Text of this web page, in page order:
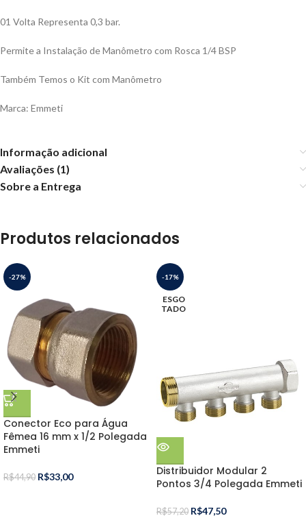
01 Volta Representa 0,3 bar.
Permite a Instalação de Manômetro com Rosca 1/4 BSP
Também Temos o Kit com Manômetro
Marca: Emmeti
Informação adicional
Avaliações (1)
Sobre a Entrega
Produtos relacionados
-27%
Conector Eco para Água
Fêmea 16 mm x 1/2 Polegada
Emmeti
R$44,90 R$33,00
-17%
ESGO
TADO
Distribuidor Modular 2
Pontos 3/4 Polegada Emmeti
R$57,20 R$47,50